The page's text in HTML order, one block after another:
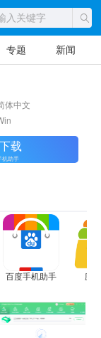
专题 新闻
体中文
载
机助手
百度手机助手 应